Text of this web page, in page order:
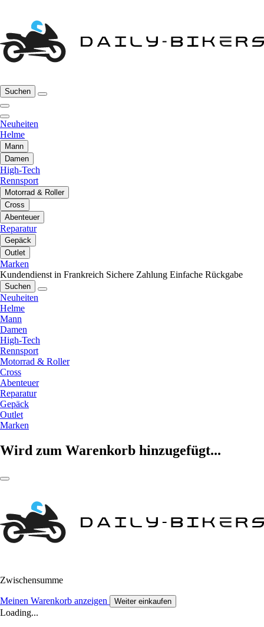
Suchen
Neuheiten
Helme
Mann
Damen
High-Tech
Rennsport
Motorrad & Roller
Cross
Abenteuer
Reparatur
Gepäck
Outlet
Marken
Kundendienst in Frankreich Sichere Zahlung Einfache Rückgabe
Suchen
Neuheiten
Helme
Mann
Damen
High-Tech
Rennsport
Motorrad & Roller
Cross
Abenteuer
Reparatur
Gepäck
Outlet
Marken
Wird zum Warenkorb hinzugefügt...
Zwischensumme
Meinen Warenkorb anzeigen Weiter einkaufen
Loading...